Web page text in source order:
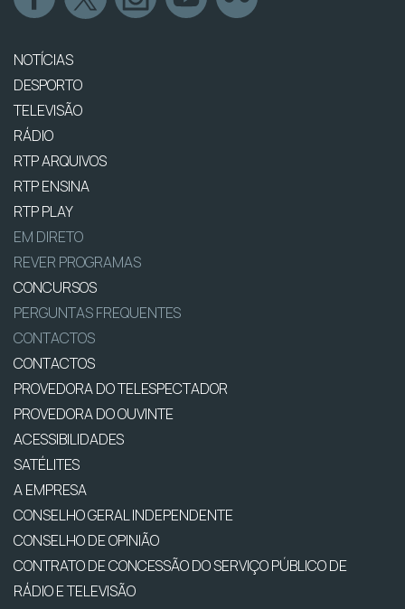
NOTÍCIAS
DESPORTO
TELEVISÃO
RÁDIO
RTP ARQUIVOS
RTP ENSINA
RTP PLAY
EM DIRETO
REVER PROGRAMAS
CONCURSOS
PERGUNTAS FREQUENTES
CONTACTOS
CONTACTOS
PROVEDORA DO TELESPECTADOR
PROVEDORA DO OUVINTE
ACESSIBILIDADES
SATÉLITES
A EMPRESA
CONSELHO GERAL INDEPENDENTE
CONSELHO DE OPINIÃO
CONTRATO DE CONCESSÃO DO SERVIÇO PÚBLICO DE
RÁDIO E TELEVISÃO